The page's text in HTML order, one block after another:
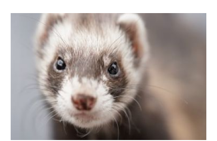
construiesc vizuini (bursucii), specii semiacvatice (nurcile),
buni alergători